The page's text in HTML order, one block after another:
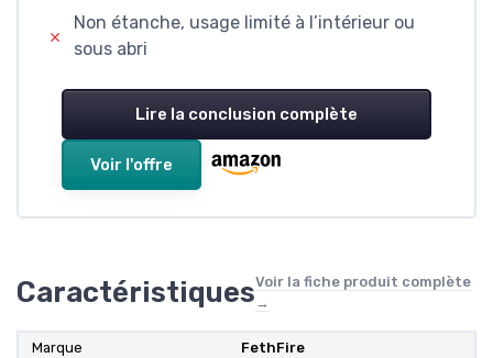
Non étanche, usage limité à l’intérieur ou
sous abri
Lire la conclusion complète
Voir l'offre
CaractéristiquesVoir la fiche produit complète
→
Marque FethFire